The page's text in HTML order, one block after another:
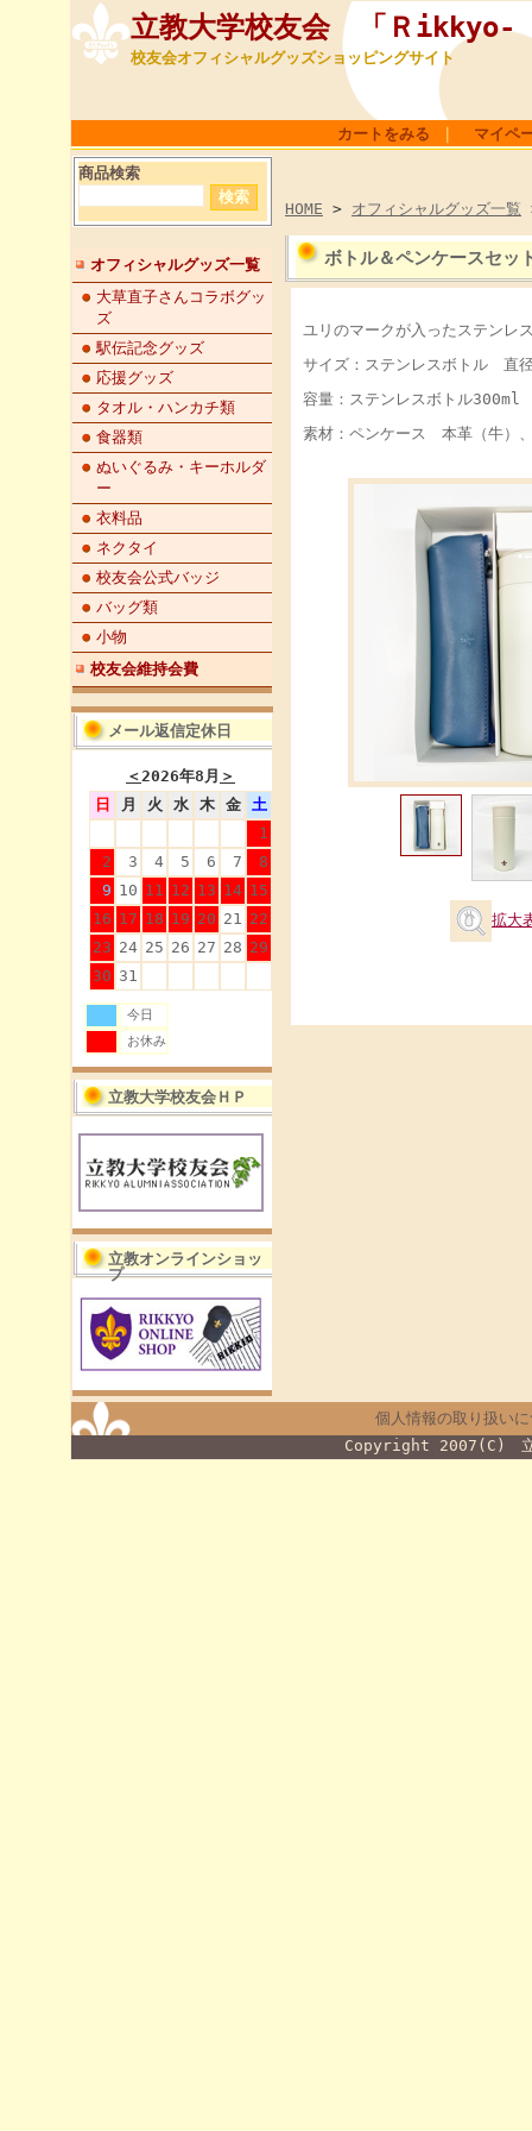
立教大学校友会 「Ｒ
校友会オフィシャルグッズショッピングサイト
カートをみる マイペ
商品検索
オフィシャルグッズ一覧
大草直子さんコラボグッ
ズ
駅伝記念グッズ
応援グッズ
タオル・ハンカチ類
食器類
ぬいぐるみ・キーホルダ
ー
衣料品
ネクタイ
校友会公式バッジ
バッグ類
小物
校友会維持会費
メール返信定休日
＜2026年8月 ＞
日
月 火 水 木 金
土
1
2
3 4 5 6 7
8
9 10 11 12 13 14 15
16 17 18 19 20 21 22
23 24 25 26 27 28 29
30 31
今日
お休み
立教大学校友会ＨＰ
立教オンラインショッ
プ
HOME > オフィシャルグッズ一覧
ボトル＆ペンケースセ
ユリのマークが入ったステンレ
サイズ：ステンレスボトル 直
容量：ステンレスボトル300ml
素材：ペンケース 本革（牛）
拡大
個人情報の取り扱い
Copyright 2007(C)